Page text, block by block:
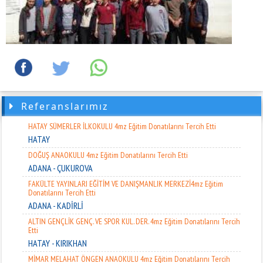
Referanslarımız
Donatılarını Tercih Etti
ADANA - YÜREĞİR
TCDD 6. BÖLGE MÜDÜRLÜĞÜ 4mz Eğitim Donatılarını Tercih Etti
ADANA - SEYHAN
İMKB MESLEKİ VE TEKNİK ANADOLU LİSESİ 4mz Eğitim Donatılarını
Tercih Etti
ALMET ÖZEL EĞİTİM 4mz Eğitim Donatılarını Tercih Etti
ADANA - SARIÇAM
HATAY SÜMERLER İLKOKULU 4mz Eğitim Donatılarını Tercih Etti
HATAY
DOĞUŞ ANAOKULU 4mz Eğitim Donatılarını Tercih Etti
ADANA - ÇUKUROVA
FAKÜLTE YAYINLARI EĞİTİM VE DANIŞMANLIK MERKEZİ4mz Eğitim
Donatılarını Tercih Etti
ADANA - KADİRLİ
ALTIN GENÇLİK GENÇ. VE SPOR KUL. DER. 4mz Eğitim Donatılarını Tercih
Etti
HATAY - KIRIKHAN
MİMAR MELAHAT ÖNGEN ANAOKULU 4mz Eğitim Donatılarını Tercih